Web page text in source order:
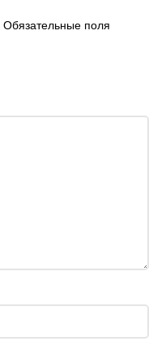
Обязательные поля